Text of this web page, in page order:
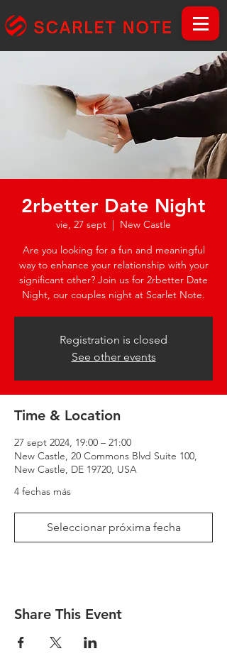
2rbetter Date Night
vie, 27 sept
  |
New Castle
Are you looking for a fun and meaningful
way to enhance your relationship with your
significant other? Join us for 2rbetter Date
Night, our couples night at Scarlet Note.
Registration is closed
See other events
Time & Location
27 sept 2024, 19:00 – 21:00
New Castle, 20 Commons Blvd Suite 100,
New Castle, DE 19720, USA
4 fechas más
Seleccionar próxima fecha
Share This Event